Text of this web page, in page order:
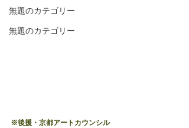
無題のカテゴリー
無題のカテゴリー
※後援・京都アートカウンシル